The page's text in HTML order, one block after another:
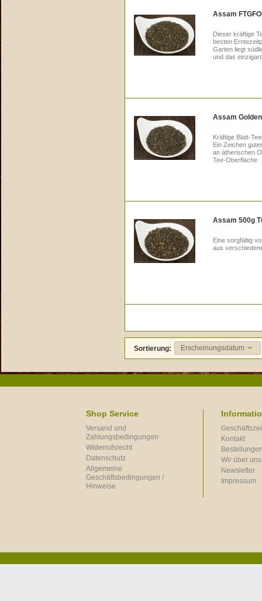
Assam
Dieser kräftige
besten
Garten liegt
und das
Assam
Kräftige Blatt-
Ein Zeichen
an ätherischen
Tee-Oberfläche.
Assam 500g
Eine sorgfältig
aus
Sortierung: Erscheinungsdatum
Shop Service
Versand und
Zahlungsbedingungen
Widerrufsrecht
Datenschutz
Allgemeine
Geschäftsbedingungen /
Hinweise
Kontakt
Wir über uns
Newsletter
Impressum